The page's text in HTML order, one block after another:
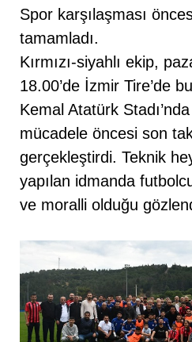
Spor karşılaşması
tamamladı.
Kırmızı-siyahlı ekip,
18.00’de İzmir Tire’de
Kemal Atatürk
mücadele öncesi son
gerçekleştirdi. Teknik
yapılan idmanda
ve moralli olduğu